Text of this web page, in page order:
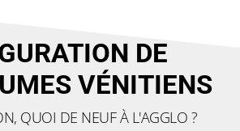
DE
VÉNITIENS
, QUOI DE NEUF À L'AGGLO ?